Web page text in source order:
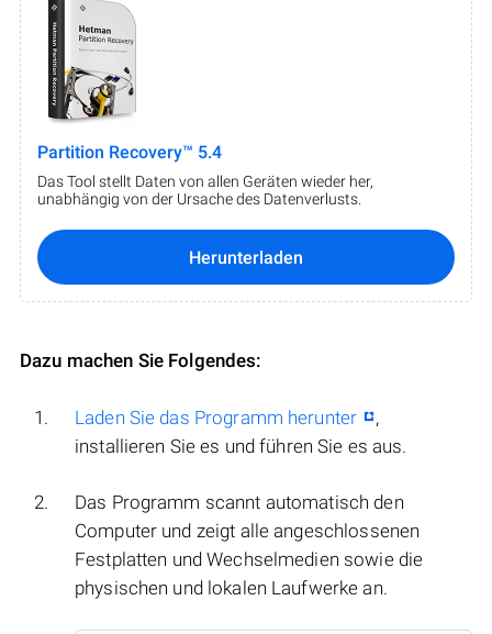
Partition Recovery™ 5.4
Das Tool stellt Daten von allen Geräten wieder her,
unabhängig von der Ursache des Datenverlusts.
Herunterladen
Dazu machen Sie Folgendes:
Laden Sie das Programm herunter
,
installieren Sie es und führen Sie es aus.
Das Programm scannt automatisch den
Computer und zeigt alle angeschlossenen
Festplatten und Wechselmedien sowie die
physischen und lokalen Laufwerke an.